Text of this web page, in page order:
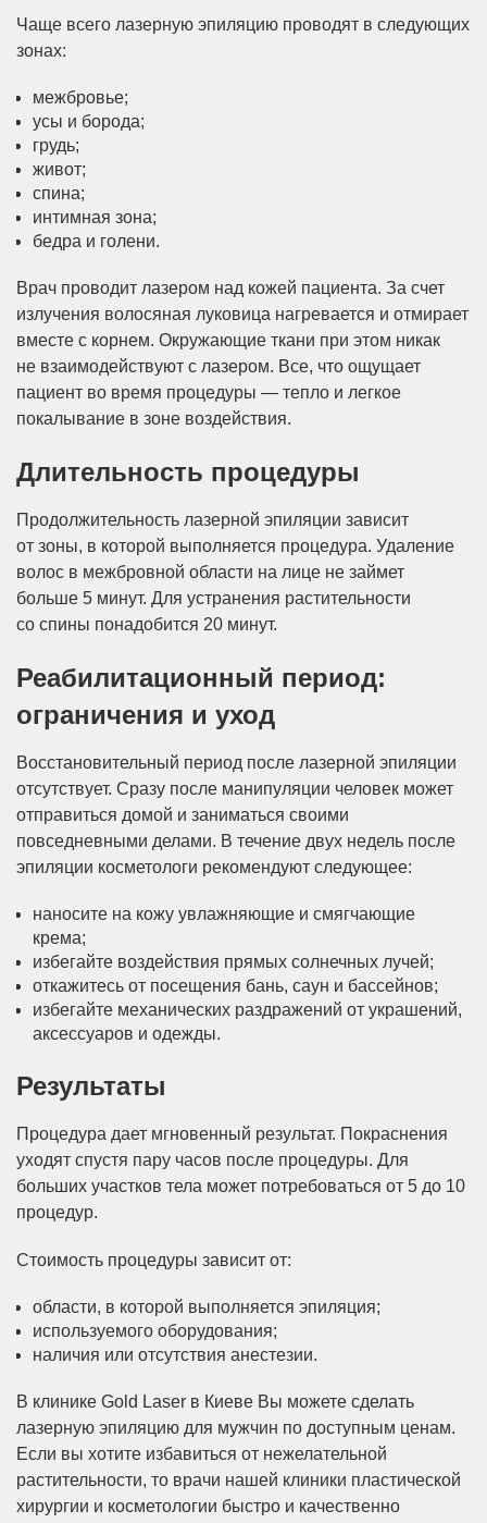
Чаще всего лазерную эпиляцию проводят в следующих
зонах:
межбровье;
усы и борода;
грудь;
живот;
спина;
интимная зона;
бедра и голени.
Врач проводит лазером над кожей пациента. За счет
излучения волосяная луковица нагревается и отмирает
вместе с корнем. Окружающие ткани при этом никак
не взаимодействуют с лазером. Все, что ощущает
пациент во время процедуры — тепло и легкое
покалывание в зоне воздействия.
Длительность процедуры
Продолжительность лазерной эпиляции зависит
от зоны, в которой выполняется процедура. Удаление
волос в межбровной области на лице не займет
больше 5 минут. Для устранения растительности
со спины понадобится 20 минут.
Реабилитационный период:
ограничения и уход
Восстановительный период после лазерной эпиляции
отсутствует. Сразу после манипуляции человек может
отправиться домой и заниматься своими
повседневными делами. В течение двух недель после
эпиляции косметологи рекомендуют следующее:
наносите на кожу увлажняющие и смягчающие
крема;
избегайте воздействия прямых солнечных лучей;
откажитесь от посещения бань, саун и бассейнов;
избегайте механических раздражений от украшений,
аксессуаров и одежды.
Результаты
Процедура дает мгновенный результат. Покраснения
уходят спустя пару часов после процедуры. Для
больших участков тела может потребоваться от 5 до 10
процедур.
Стоимость процедуры зависит от:
области, в которой выполняется эпиляция;
используемого оборудования;
наличия или отсутствия анестезии.
В клинике Gold Laser в Киеве Вы можете сделать
лазерную эпиляцию для мужчин по доступным ценам.
Если вы хотите избавиться от нежелательной
растительности, то врачи нашей клиники пластической
хирургии и косметологии быстро и качественно